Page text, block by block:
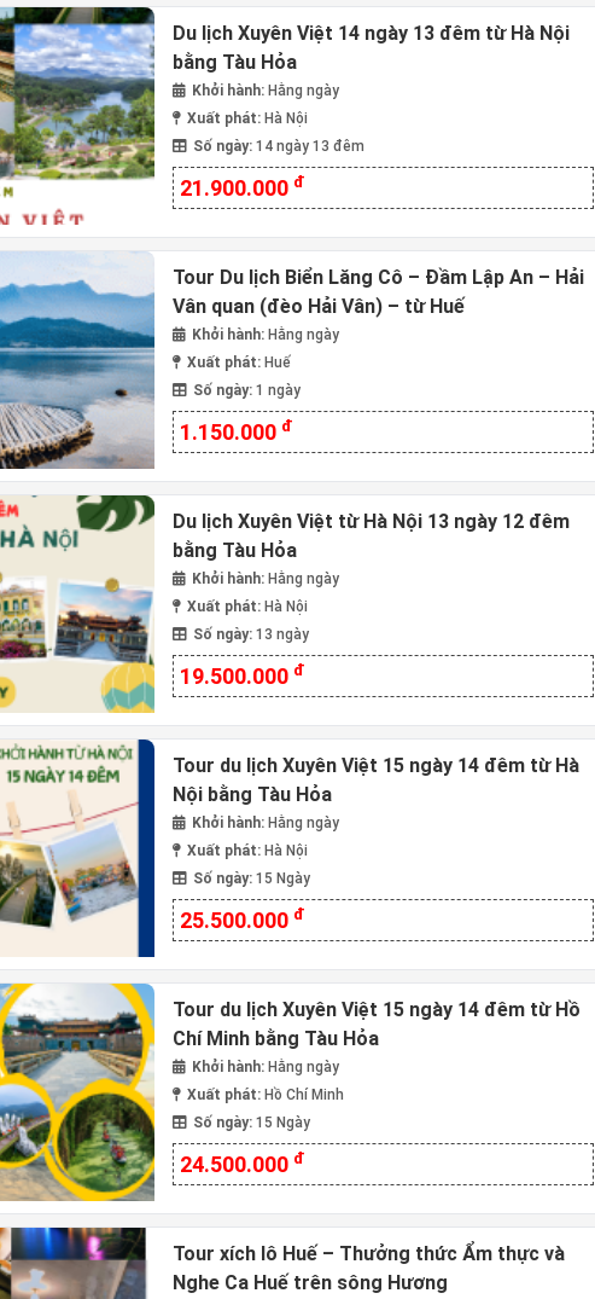
Du lịch Xuyên Việt 14 ngày 13 đêm từ Hà Nội
bằng Tàu Hỏa
Khởi hành: Hằng ngày
Xuất phát: Hà Nội
Số ngày: 14 ngày 13 đêm
21.900.000 đ
Tour Du lịch Biển Lăng Cô – Đầm Lập An – Hải
Vân quan (đèo Hải Vân) – từ Huế
Khởi hành: Hằng ngày
Xuất phát: Huế
Số ngày: 1 ngày
1.150.000 đ
Du lịch Xuyên Việt từ Hà Nội 13 ngày 12 đêm
bằng Tàu Hỏa
Khởi hành: Hằng ngày
Xuất phát: Hà Nội
Số ngày: 13 ngày
19.500.000 đ
Tour du lịch Xuyên Việt 15 ngày 14 đêm từ Hà
Nội bằng Tàu Hỏa
Khởi hành: Hằng ngày
Xuất phát: Hà Nội
Số ngày: 15 Ngày
25.500.000 đ
Tour du lịch Xuyên Việt 15 ngày 14 đêm từ Hồ
Chí Minh bằng Tàu Hỏa
Khởi hành: Hằng ngày
Xuất phát: Hồ Chí Minh
Số ngày: 15 Ngày
24.500.000 đ
Tour xích lô Huế – Thưởng thức Ẩm thực và
Nghe Ca Huế trên sông Hương